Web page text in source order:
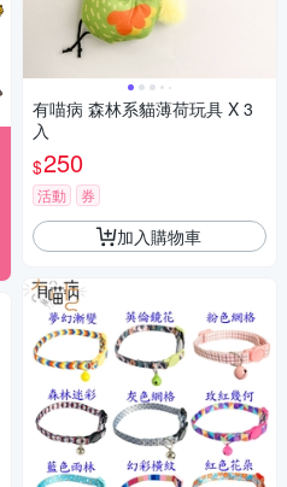
有喵病 森林系貓薄荷玩具 X 3
入
$250
活動 券
加入購物車